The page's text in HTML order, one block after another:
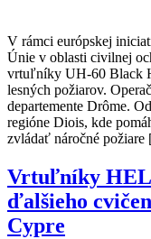
V rámci európskej
Únie v oblasti civilnej
vrtuľníky UH-60 Black
lesných požiarov.
departemente Drôme.
regióne Diois, kde
zvládať náročné
Vrtuľníky
ďalšieho
Cypre